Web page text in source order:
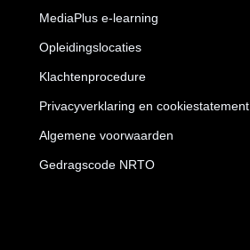
MediaPlus e-learning
Opleidingslocaties
Klachtenprocedure
Privacyverklaring en cookiestatement
Algemene voorwaarden
Gedragscode NRTO